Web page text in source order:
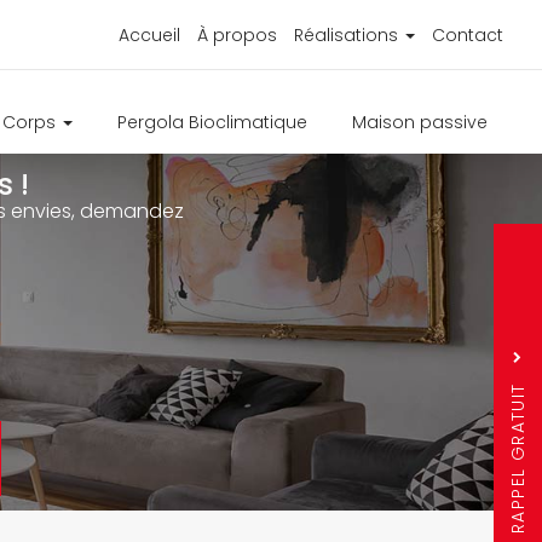
Accueil À propos Réalisations Contact
Pergola Bioclimatique Maison passive
!
envies, demandez
RAPPEL GRATUIT
Sujet
Nom
*
*
Question
7 + 3 =